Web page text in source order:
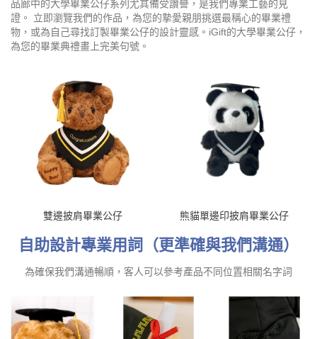
品廊中的大學畢業公仔系列尤其備受讚譽，是我們專業工藝的見
證。 立即瀏覽我們的作品，為您的摯愛親朋挑選最稱心的畢業禮
物，或為自己尋找訂製畢業公仔的設計靈感。iGift的大學畢業公仔，
為您的畢業典禮畫上完美句號。
雙邊披肩畢業公仔 熊貓單邊印披肩畢業公仔
自助設計專業用詞（更準確與我們溝通）
為確保我們溝通暢順，客人可以參考產品不同位置相關名字詞